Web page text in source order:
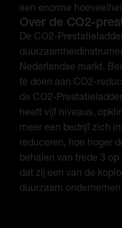
een enorme
Over de CO2-
De CO2-
Nederlandse markt.
te doen aan CO2-
de CO2-
heeft vijf niveaus,
meer een bedrijf zich
reduceren, hoe hoger
behalen van trede 3
dat zij een van de
duurzaam ondernemen.